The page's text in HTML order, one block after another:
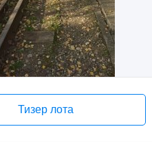
Тизер лота